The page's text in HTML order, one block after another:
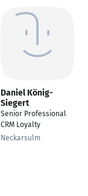
Daniel König-
Siegert
Senior Professional
CRM Loyalty
Neckarsulm